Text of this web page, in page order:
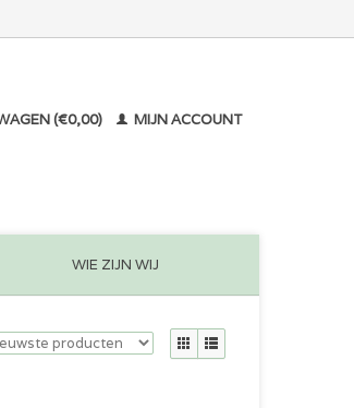
(€0,00) MIJN ACCOUNT
WIE ZIJN WIJ